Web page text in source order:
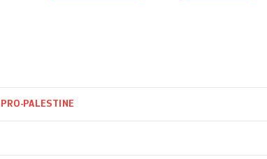
PRO-PALESTINE